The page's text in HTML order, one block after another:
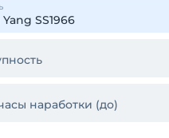
наработки (до)